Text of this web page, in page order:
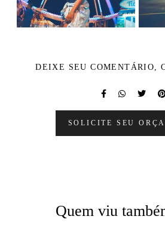
DEIXE SEU COMENTÁRIO,
SOLICITE SEU
Quem viu